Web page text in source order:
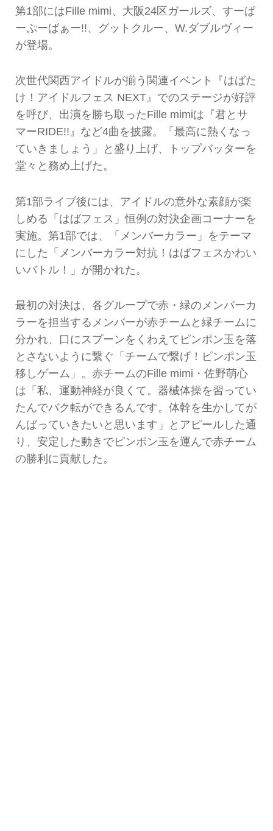
第1部にはFille mimi、大阪24区ガールズ、すーぱ
ーぷーばぁー!!、グットクルー、W.ダブルヴィー
が登場。
次世代関西アイドルが揃う関連イベント『はばた
け！アイドルフェス NEXT』でのステージが好評
を呼び、出演を勝ち取ったFille mimiは『君とサ
マーRIDE!!』など4曲を披露。「最高に熱くなっ
ていきましょう」と盛り上げ、トップバッターを
堂々と務め上げた。
第1部ライブ後には、アイドルの意外な素顔が楽
しめる「はばフェス」恒例の対決企画コーナーを
実施。第1部では、「メンバーカラー」をテーマ
にした「メンバーカラー対抗！はばフェスかわい
いバトル！」が開かれた。
最初の対決は、各グループで赤・緑のメンバーカ
ラーを担当するメンバーが赤チームと緑チームに
分かれ、口にスプーンをくわえてピンポン玉を落
とさないように繋ぐ「チームで繋げ！ピンポン玉
移しゲーム」。赤チームのFille mimi・佐野萌心
は「私、運動神経が良くて。器械体操を習ってい
たんでバク転ができるんです。体幹を生かしてが
んばっていきたいと思います」とアピールした通
り、安定した動きでピンポン玉を運んで赤チーム
の勝利に貢献した。